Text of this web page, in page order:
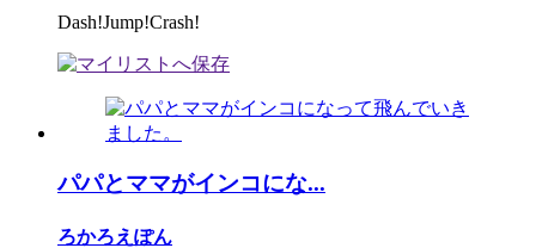
Dash!Jump!Crash!
パパとママがインコにな...
ろかろえぽん